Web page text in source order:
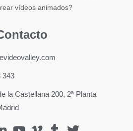
vídeos animados?
343
la Castellana 200, 2ª Planta